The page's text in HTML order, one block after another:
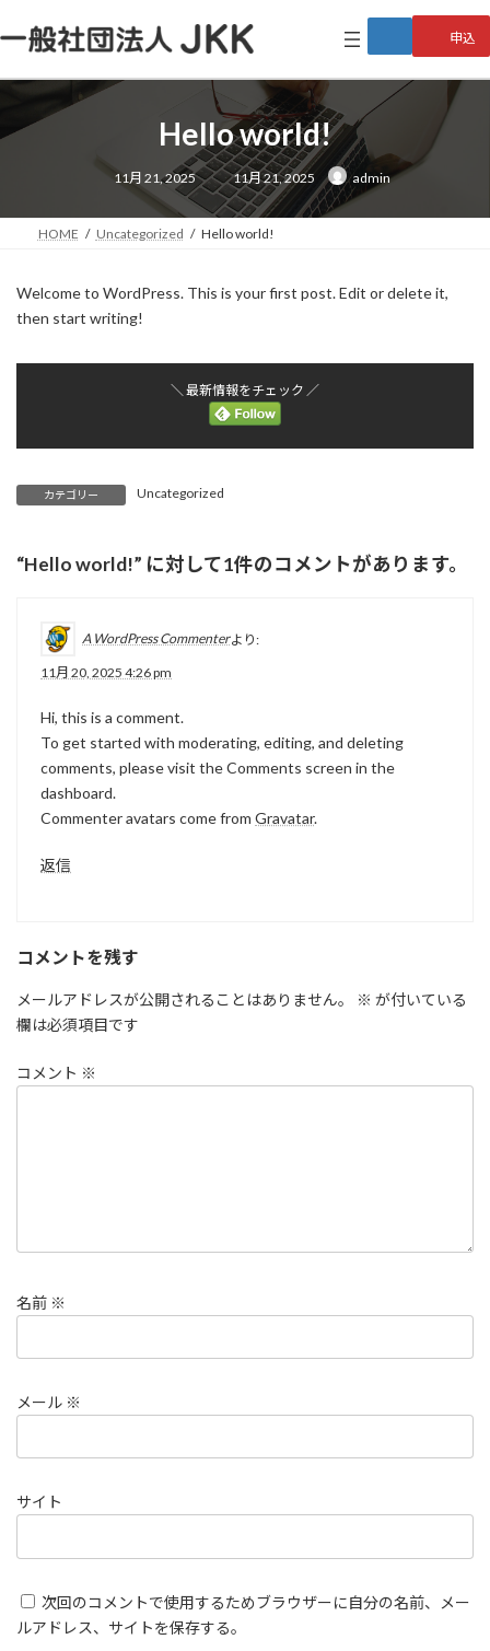
ン
ン
ス
ビ
ー
ン
申込
Hello world!
11月 21, 2025
最
終
更
新
日
時
11月 21, 2025 admin
HOME Uncategorized Hello world!
Welcome to WordPress. This is your first post. Edit or delete it,
then start writing!
＼ 最新情報をチェック ／
カテゴリー Uncategorized
“Hello world!” に対して1件のコメントがあります。
A WordPress Commenterより:
11月 20, 2025 4:26 pm
Hi, this is a comment.
To get started with moderating, editing, and deleting
comments, please visit the Comments screen in the
dashboard.
Commenter avatars come from Gravatar.
返信
コメントを残す
メールアドレスが公開されることはありません。 ※ が付いている
欄は必須項目です
コメント ※
名前 ※
メール ※
サイト
次回のコメントで使用するためブラウザーに自分の名前、メー
ルアドレス、サイトを保存する。